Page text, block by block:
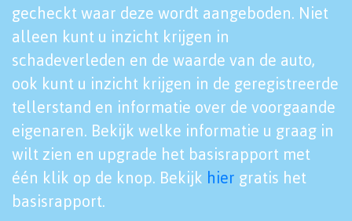
gecheckt waar deze wordt aangeboden. Niet
alleen kunt u inzicht krijgen in
schadeverleden en de waarde van de auto,
ook kunt u inzicht krijgen in de geregistreerde
tellerstand en informatie over de voorgaande
eigenaren. Bekijk welke informatie u graag in
wilt zien en upgrade het basisrapport met
één klik op de knop. Bekijk hier gratis het
basisrapport.